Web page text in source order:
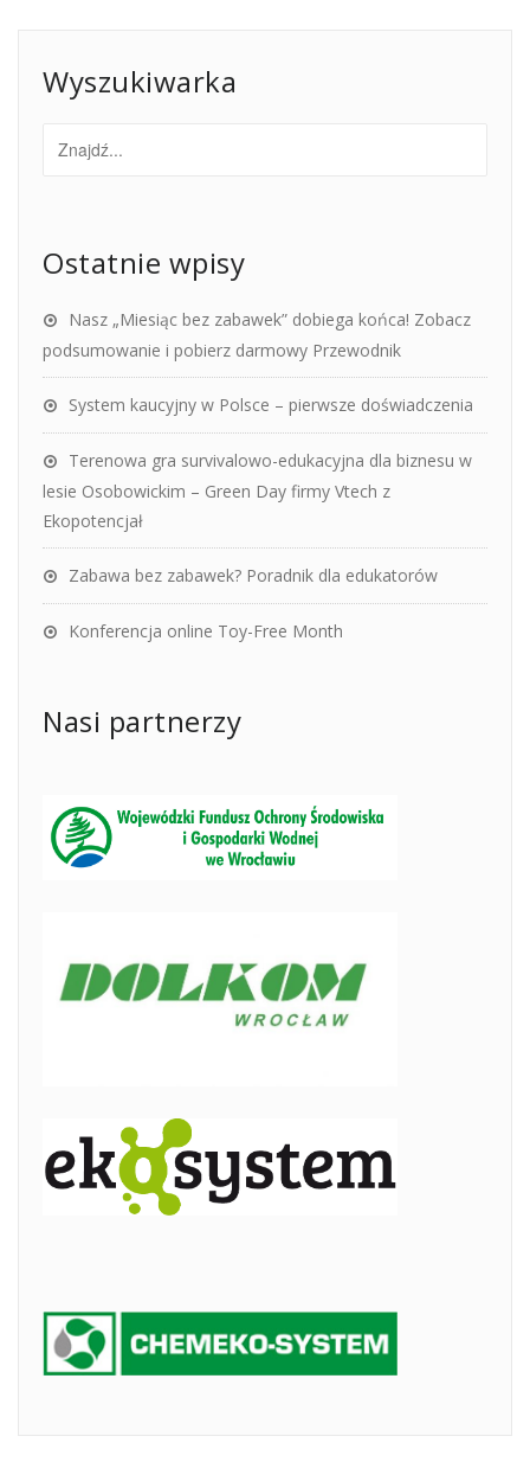
Wyszukiwarka
Ostatnie wpisy
Nasz „Miesiąc bez zabawek” dobiega końca! Zobacz
podsumowanie i pobierz darmowy Przewodnik
System kaucyjny w Polsce – pierwsze doświadczenia
Terenowa gra survivalowo-edukacyjna dla biznesu w
lesie Osobowickim – Green Day firmy Vtech z
Ekopotencjał
Zabawa bez zabawek? Poradnik dla edukatorów
Konferencja online Toy-Free Month
Nasi partnerzy